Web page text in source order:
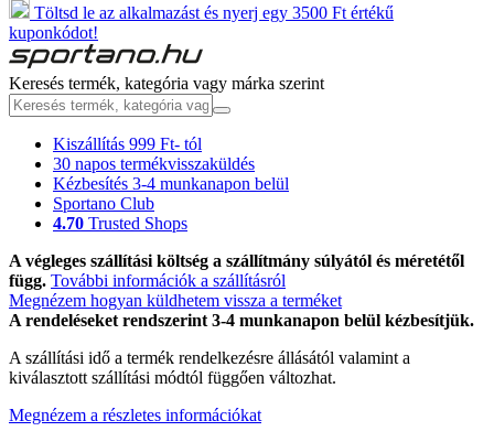
Töltsd le az alkalmazást és nyerj egy 3500 Ft értékű
kuponkódot!
Keresés termék, kategória vagy márka szerint
Kiszállítás 999 Ft- tól
30 napos termékvisszaküldés
Kézbesítés 3-4 munkanapon belül
Sportano Club
4.70 Trusted Shops
A végleges szállítási költség a szállítmány súlyától és méretétől
függ. További információk a szállításról
Megnézem hogyan küldhetem vissza a terméket
A rendeléseket rendszerint 3-4 munkanapon belül kézbesítjük.
A szállítási idő a termék rendelkezésre állásától valamint a
kiválasztott szállítási módtól függően változhat.
Megnézem a részletes információkat